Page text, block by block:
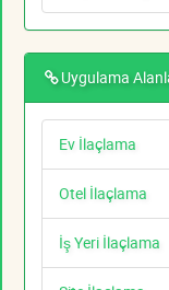
Uygulama
Ev İlaçlama
Otel İlaçlama
İş Yeri İlaçlama